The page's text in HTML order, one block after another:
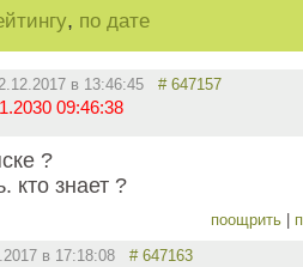
, по дате
в 13:46:45 # 647157
09:46:38
?
кто знает ?
поощрить
в 17:18:08 # 647163